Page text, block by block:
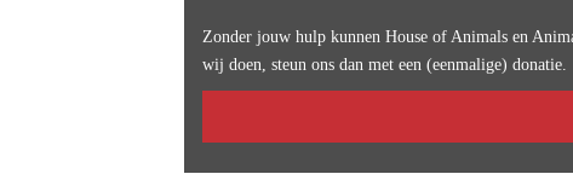
Zonder jouw hulp kunnen House of Animals en
wij doen, steun ons dan met een (eenmalige) donatie.